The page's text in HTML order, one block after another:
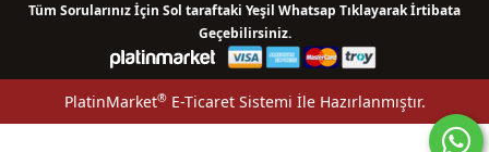
Tüm Sorularınız İçin Sol taraftaki Yeşil Whatsap Tıklayarak İrtibata
Geçebilirsiniz.
PlatinMarket®E-Ticaret Sistemi İle Hazırlanmıştır.